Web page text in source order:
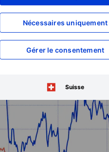
Nécessaires uniquement
Gérer le consentement
Suisse